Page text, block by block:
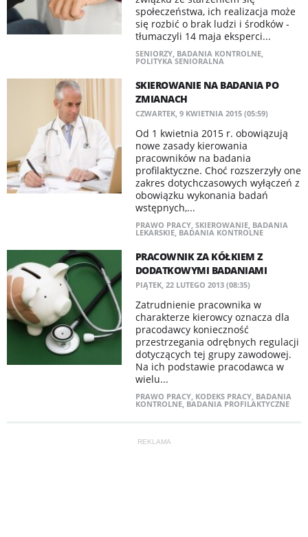
społeczeństwa, ich realizacja może
się rozbić o brak ludzi i środków -
tłumaczyli 14 maja eksperci...
SENIORZY, BADANIA KONTROLNE,
POLITYKA SENIORALNA
SKIEROWANIE NA BADANIA PO
ZMIANACH
CZWARTEK, 9 KWIETNIA 2015 (05:59)
Od 1 kwietnia 2015 r. obowiązują
nowe zasady kierowania
pracowników na badania
profilaktyczne. Choć rozszerzyły one
zakres dotychczasowych wyłączeń z
obowiązku wykonania badań
wstępnych,...
PRAWO PRACY, SKIEROWANIE, BADANIA
LEKARSKIE, BADANIA KONTROLNE
PRACOWNIK ZA KÓŁKIEM Z
DODATKOWYMI BADANIAMI
PIĄTEK, 22 LUTEGO 2013 (08:35)
Zatrudnienie pracownika w
charakterze kierowcy oznacza dla
pracodawcy konieczność
przestrzegania odrębnych regulacji
dotyczących tej grupy zawodowej.
Na ich podstawie pracodawca w
wielu...
PRAWO PRACY, KODEKS PRACY, BADANIA
KONTROLNE, BADANIA PROFILAKTYCZNE
REKLAMA